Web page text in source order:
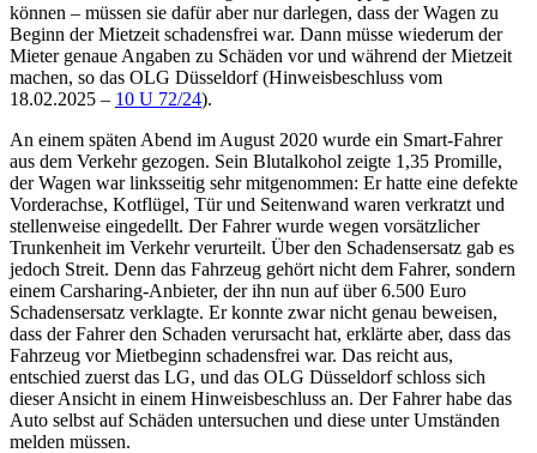
können – müssen sie dafür aber nur darlegen, dass der Wagen zu
Beginn der Mietzeit schadensfrei war. Dann müsse wiederum der
Mieter genaue Angaben zu Schäden vor und während der Mietzeit
machen, so das OLG Düsseldorf (Hinweisbeschluss vom
18.02.2025 – 10 U 72/24).
An einem späten Abend im August 2020 wurde ein Smart-Fahrer
aus dem Verkehr gezogen. Sein Blutalkohol zeigte 1,35 Promille,
der Wagen war linksseitig sehr mitgenommen: Er hatte eine defekte
Vorderachse, Kotflügel, Tür und Seitenwand waren verkratzt und
stellenweise eingedellt. Der Fahrer wurde wegen vorsätzlicher
Trunkenheit im Verkehr verurteilt. Über den Schadensersatz gab es
jedoch Streit. Denn das Fahrzeug gehört nicht dem Fahrer, sondern
einem Carsharing-Anbieter, der ihn nun auf über 6.500 Euro
Schadensersatz verklagte. Er konnte zwar nicht genau beweisen,
dass der Fahrer den Schaden verursacht hat, erklärte aber, dass das
Fahrzeug vor Mietbeginn schadensfrei war. Das reicht aus,
entschied zuerst das LG, und das OLG Düsseldorf schloss sich
dieser Ansicht in einem Hinweisbeschluss an. Der Fahrer habe das
Auto selbst auf Schäden untersuchen und diese unter Umständen
melden müssen.